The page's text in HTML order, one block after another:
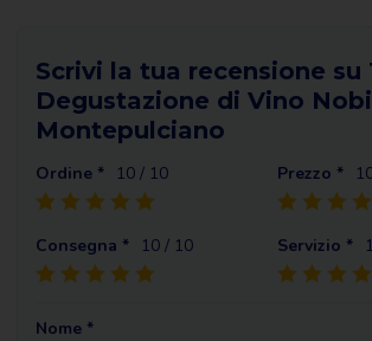
Scrivi la tua recensione su
Degustazione di Vino
Montepulciano
Ordine * 10 / 10 Prezzo *
Consegna * 10 / 10 Servizio *
Nome *